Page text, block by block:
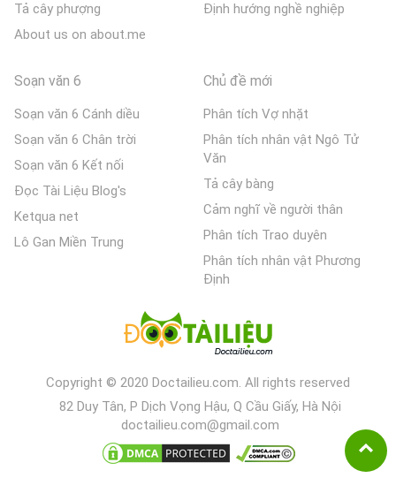
Tả cây phượng
About us on about.me
Định hướng nghề nghiệp
Soạn văn 6
Soạn văn 6 Cánh diều
Soạn văn 6 Chân trời
Soạn văn 6 Kết nối
Đọc Tài Liệu Blog's
Ketqua net
Lô Gan Miền Trung
Chủ đề mới
Phân tích Vợ nhặt
Phân tích nhân vật Ngô Tử
Văn
Tả cây bàng
Cảm nghĩ về người thân
Phân tích Trao duyên
Phân tích nhân vật Phương
Định
Copyright © 2020 Doctailieu.com. All rights reserved
82 Duy Tân, P Dịch Vọng Hậu, Q Cầu Giấy, Hà Nội
doctailieu.com@gmail.com